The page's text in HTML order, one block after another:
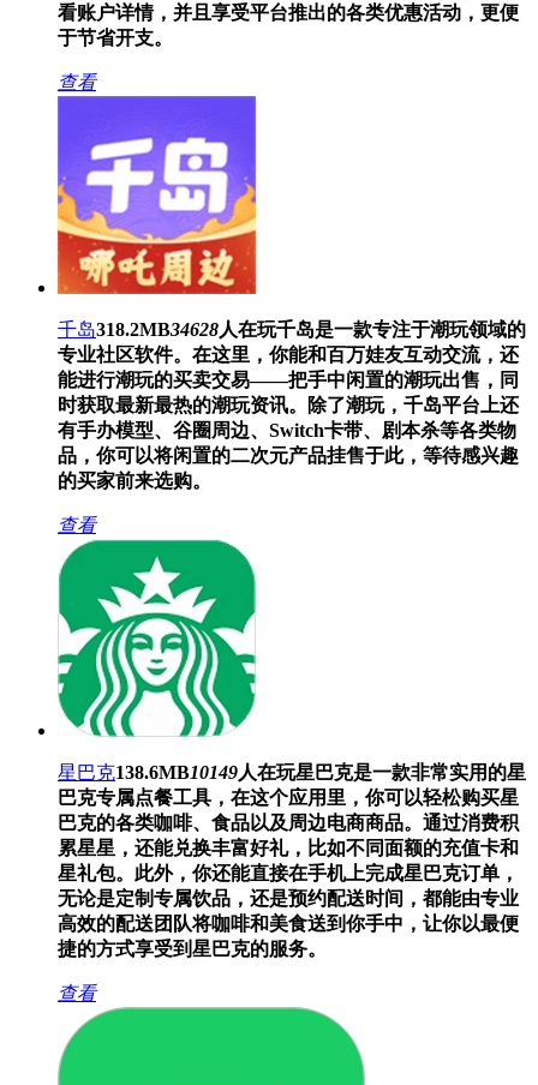
看账户详情，并且享受平台推出的各类优惠活动，更便
于节省开支。
查看
千岛318.2MB34628人在玩千岛是一款专注于潮玩领域的
专业社区软件。在这里，你能和百万娃友互动交流，还
能进行潮玩的买卖交易——把手中闲置的潮玩出售，同
时获取最新最热的潮玩资讯。除了潮玩，千岛平台上还
有手办模型、谷圈周边、Switch卡带、剧本杀等各类物
品，你可以将闲置的二次元产品挂售于此，等待感兴趣
的买家前来选购。
查看
星巴克138.6MB10149人在玩星巴克是一款非常实用的星
巴克专属点餐工具，在这个应用里，你可以轻松购买星
巴克的各类咖啡、食品以及周边电商商品。通过消费积
累星星，还能兑换丰富好礼，比如不同面额的充值卡和
星礼包。此外，你还能直接在手机上完成星巴克订单，
无论是定制专属饮品，还是预约配送时间，都能由专业
高效的配送团队将咖啡和美食送到你手中，让你以最便
捷的方式享受到星巴克的服务。
查看